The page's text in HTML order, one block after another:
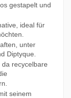
gestapelt und
ideal für
unter
Diptyque.
recycelbare
seinem